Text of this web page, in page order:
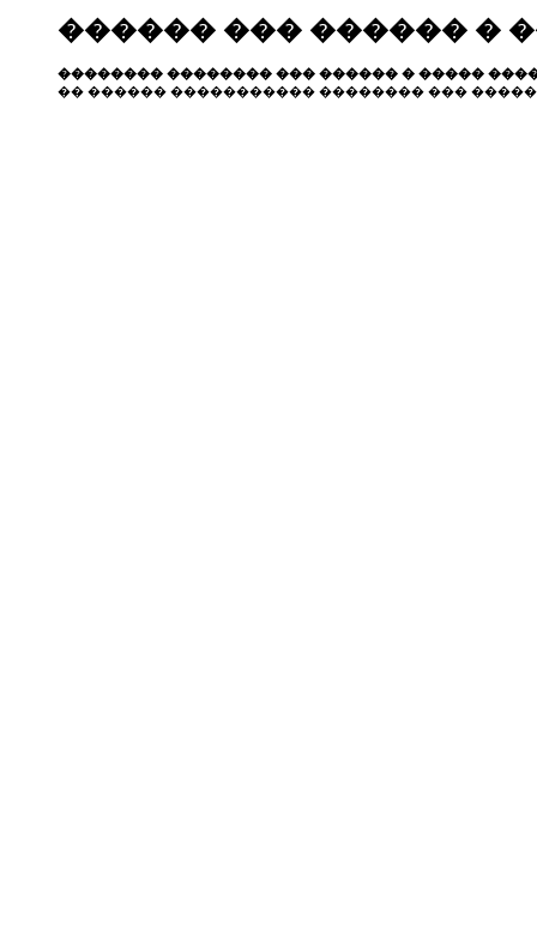
������ ��� ������ �
�������� �������� ��� ������ � �����
�� ������ ����������� �������� ���